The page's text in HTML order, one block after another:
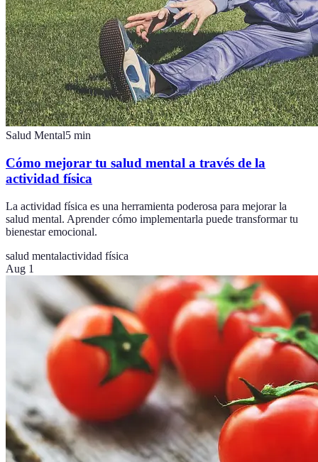
Salud Mental5 min
Cómo mejorar tu salud mental a través de la
actividad física
La actividad física es una herramienta poderosa para mejorar la
salud mental. Aprender cómo implementarla puede transformar tu
bienestar emocional.
salud mentalactividad física
Aug 1